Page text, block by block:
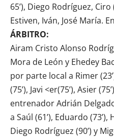
65’), Diego Rodríguez,
Estiven, Iván, José María.
ÁRBITRO:
Airam Cristo Alonso
Mora de León y Ehedey
por parte local a Rimer
(75’), Javi <er(75’), Asier
entrenador Adrián
a Saúl (61’), Eduardo (73’),
Diego Rodríguez (90’) y